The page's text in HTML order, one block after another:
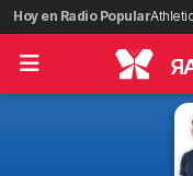
Saltar
al
contenido
Hoy en Radio Popular
R